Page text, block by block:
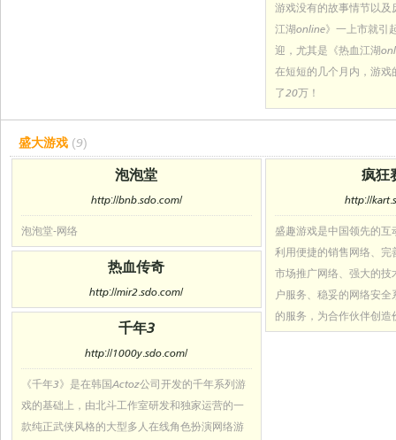
游戏没有的故事情节以及
江湖online》一上市就引
迎，尤其是《热血江湖
在短短的几个月内，游戏
了20万！
盛大游戏 (9)
泡泡堂
http://bnb.sdo.com/
泡泡堂-网络
疯狂
http://
盛趣游戏是中国领先的
利用便捷的销售网络、完
市场推广网络、强大的技
户服务、稳妥的网络安
的服务，为合作伙伴创造
热血传奇
http://mir2.sdo.com/
千年3
http://1000y.sdo.com/
《千年3》是在韩国Actoz公司开发的千年系列游
戏的基础上，由北斗工作室研发和独家运营的一
款纯正武侠风格的大型多人在线角色扮演网络游